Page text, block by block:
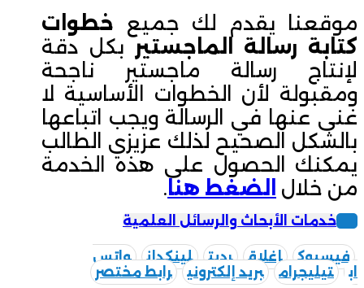
موقعنا يقدم لك جميع خطوات
كتابة رسالة الماجستير بكل دقة
لإنتاج رسالة ماجستير ناجحة
ومقبولة لأن الخطوات الأساسية لا
غنى عنها في الرسالة ويجب اتباعها
بالشكل الصحيح لذلك عزيزي الطالب
يمكنك الحصول على هذه الخدمة
من خلال
الضغط هنا .
خدمات الأبحاث والرسائل العلمية
فيسبوك إغلاق رديت لينكدإن
واتس
اب
تيليجرام بريد إلكتروني رابط مختصر